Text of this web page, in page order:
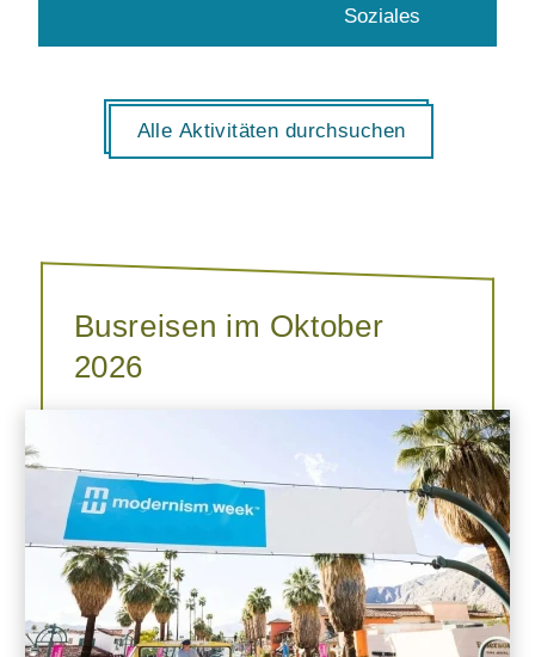
Soziales
Alle Aktivitäten durchsuchen
Busreisen im Oktober
2026